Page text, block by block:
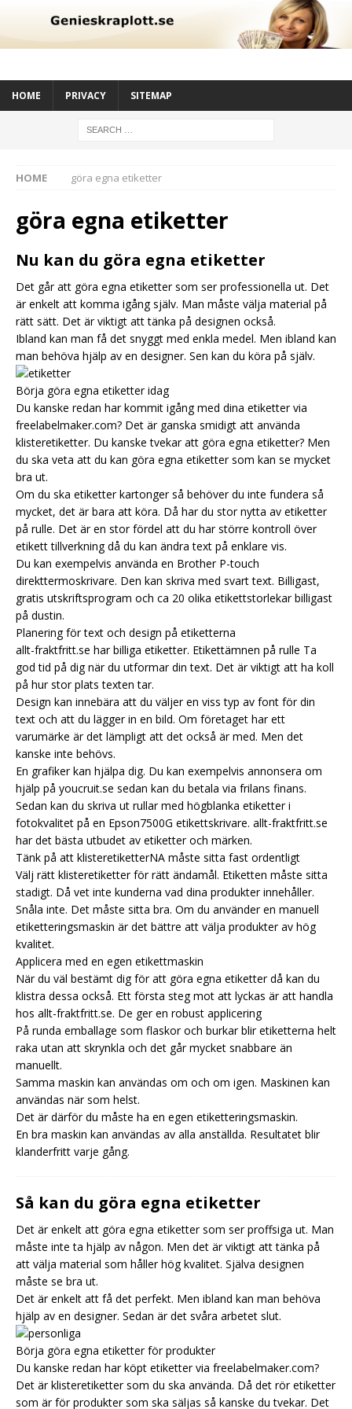
HOME PRIVACY SITEMAP
HOME göra egna etiketter
göra egna etiketter
Nu kan du göra egna etiketter
Det går att göra egna etiketter som ser professionella ut. Det
är enkelt att komma igång själv. Man måste välja material på
rätt sätt. Det är viktigt att tänka på designen också.
Ibland kan man få det snyggt med enkla medel. Men ibland kan
man behöva hjälp av en designer. Sen kan du köra på själv.
Börja göra egna etiketter idag
Du kanske redan har kommit igång med dina etiketter via
freelabelmaker.com? Det är ganska smidigt att använda
klisteretiketter. Du kanske tvekar att göra egna etiketter? Men
du ska veta att du kan göra egna etiketter som kan se mycket
bra ut.
Om du ska etiketter kartonger så behöver du inte fundera så
mycket, det är bara att köra. Då har du stor nytta av etiketter
på rulle. Det är en stor fördel att du har större kontroll över
etikett tillverkning då du kan ändra text på enklare vis.
Du kan exempelvis använda en Brother P-touch
direkttermoskrivare. Den kan skriva med svart text. Billigast,
gratis utskriftsprogram och ca 20 olika etikettstorlekar billigast
på dustin.
Planering för text och design på etiketterna
allt-fraktfritt.se har billiga etiketter. Etikettämnen på rulle Ta
god tid på dig när du utformar din text. Det är viktigt att ha koll
på hur stor plats texten tar.
Design kan innebära att du väljer en viss typ av font för din
text och att du lägger in en bild. Om företaget har ett
varumärke är det lämpligt att det också är med. Men det
kanske inte behövs.
En grafiker kan hjälpa dig. Du kan exempelvis annonsera om
hjälp på youcruit.se sedan kan du betala via frilans finans.
Sedan kan du skriva ut rullar med högblanka etiketter i
fotokvalitet på en Epson7500G etikettskrivare. allt-fraktfritt.se
har det bästa utbudet av etiketter och märken.
Tänk på att klisteretiketterNA måste sitta fast ordentligt
Välj rätt klisteretiketter för rätt ändamål. Etiketten måste sitta
stadigt. Då vet inte kunderna vad dina produkter innehåller.
Snåla inte. Det måste sitta bra. Om du använder en manuell
etiketteringsmaskin är det bättre att välja produkter av hög
kvalitet.
Applicera med en egen etikettmaskin
När du väl bestämt dig för att göra egna etiketter då kan du
klistra dessa också. Ett första steg mot att lyckas är att handla
hos allt-fraktfritt.se. De ger en robust applicering
På runda emballage som flaskor och burkar blir etiketterna helt
raka utan att skrynkla och det går mycket snabbare än
manuellt.
Samma maskin kan användas om och om igen. Maskinen kan
användas när som helst.
Det är därför du måste ha en egen etiketteringsmaskin.
En bra maskin kan användas av alla anställda. Resultatet blir
klanderfritt varje gång.
Så kan du göra egna etiketter
Det är enkelt att göra egna etiketter som ser proffsiga ut. Man
måste inte ta hjälp av någon. Men det är viktigt att tänka på
att välja material som håller hög kvalitet. Själva designen
måste se bra ut.
Det är enkelt att få det perfekt. Men ibland kan man behöva
hjälp av en designer. Sedan är det svåra arbetet slut.
Börja göra egna etiketter för produkter
Du kanske redan har köpt etiketter via freelabelmaker.com?
Det är klisteretiketter som du ska använda. Då det rör etiketter
som är för produkter som ska säljas så kanske du tvekar. Det